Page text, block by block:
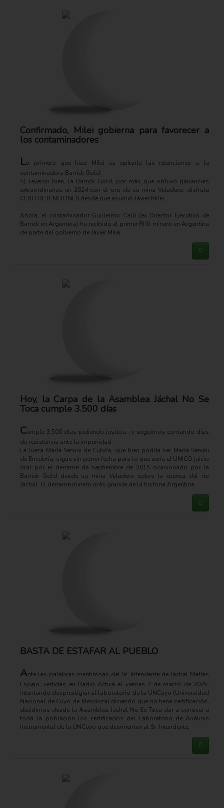
Confirmado, Milei gobierna para favorecer a
los contaminadores
Lo primero que hizo Milei es quitarle las retenciones a la
contaminadora Barrick Gold.
Sí, leyeron bien, la Barrick Gold, por más que obtuvo ganancias
extraordinarias en 2024 con el oro de su mina Veladero, disfruta
CERO RETENCIONES desde que asumió Javier Milei.
Ahora, el contaminador Guillermo Caló (ex Director Ejecutivo de
Barrick en Argentina) ha recibido el primer RIGI minero en Argentina
de parte del gobierno de Javier Milei.
Hoy, la Carpa de la Asamblea Jáchal No Se
Toca cumple 3.500 días
Cumple 3.500 días pidiendo justicia… y seguimos contando días
de resistencia ante la impunidad.
La Jueza María Servini de Cubría, que bien podría ser María Servini
de Encubría, sigue sin poner fecha para lo que sería el UNICO juicio
oral por el derrame de septiembre de 2015 ocasionado por la
Barrick Gold desde su mina Veladero sobre la cuenca del río
Jáchal. El derrame minero más grande de la historia Argentina.
BASTA DE ESTAFAR AL PUEBLO
Ante las palabras mentirosas del Sr. Intendente de Jáchal Matías
Espejo, vertidas en Radio Activa el viernes 7 de marzo de 2025,
intentando desprestigiar al laboratorio de la UNCuyo (Universidad
Nacional de Cuyo de Mendoza) diciendo que no tiene certificación,
decidimos desde la Asamblea Jáchal No Se Toca dar a conocer a
toda la población los certificados del Laboratorio de Análisis
Instrumental de la UNCuyo que desmienten al Sr. Intendente: